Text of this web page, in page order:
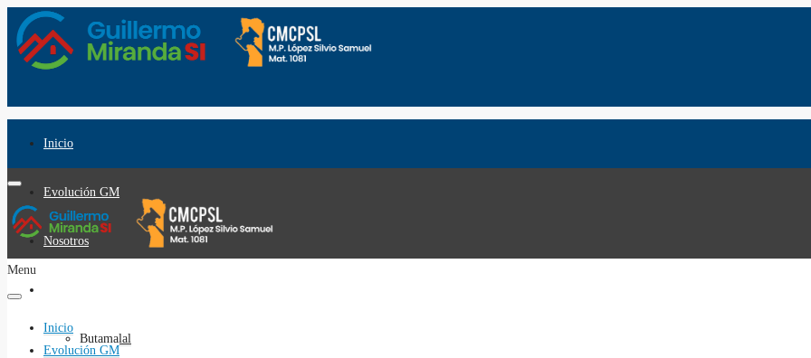
Inicio
Evolución GM
Nosotros
Butamalal
Menu
Inicio
Evolución GM